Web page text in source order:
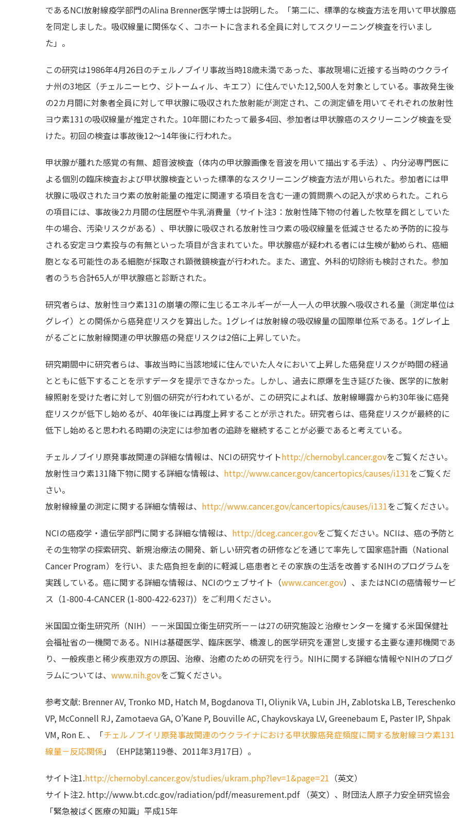
であるNCI放射線疫学部門のAlina Brenner医学博士は説明した。「第二に、標準的な検査方法を用いて甲状腺癌
を同定しました。吸収線量に関係なく、コホートに含まれる全員に対してスクリーニング検査を行いまし
た」。
この研究は1986年4月26日のチェルノブイリ事故当時18歳未満であった、事故現場に近接する当時のウクライ
ナ州の3地区（チェルニーヒウ、ジトームィル、キエフ）に住んでいた12,500人を対象としている。事故発生後
の2カ月間に対象者全員に対して甲状腺に吸収された放射能が測定され、この測定値を用いてそれぞれの放射性
ヨウ素131の吸収線量が推定された。10年間にわたって最多4回、参加者は甲状腺癌のスクリーニング検査を受
けた。初回の検査は事故後12～14年後に行われた。
甲状腺が腫れた感覚の有無、超音波検査（体内の甲状腺画像を音波を用いて描出する手法）、内分泌専門医に
よる個別の臨床検査および甲状腺検査といった標準的なスクリーニング検査方法が用いられた。参加者には甲
状腺に吸収されたヨウ素の放射能量の推定に関連する項目を含む一連の質問票への記入が求められた。これら
の項目には、事故後2カ月間の住居歴や牛乳消費量（サイト注3：放射性降下物の付着した牧草を餌としていた
牛の場合、汚染リスクがある）、甲状腺に吸収される放射性ヨウ素の吸収線量を低減させるため予防的に投与
される安定ヨウ素投与の有無といった項目が含まれていた。甲状腺癌が疑われる者には生検が勧められ、癌細
胞となる可能性のある細胞が採取され顕微鏡検査が行われた。また、適宜、外科的切除術も検討された。参加
者のうち合計65人が甲状腺癌と診断された。
研究者らは、放射性ヨウ素131の崩壊の際に生じるエネルギーが一人一人の甲状腺へ吸収される量（測定単位は
グレイ）との関係から癌発症リスクを算出した。1グレイは放射線の吸収線量の国際単位系である。1グレイ上
がるごとに放射線関連の甲状腺癌の発症リスクは2倍に上昇していた。
研究期間中に研究者らは、事故当時に当該地域に住んでいた人々において上昇した癌発症リスクが時間の経過
とともに低下することを示すデータを提示できなかった。しかし、過去に原爆を生き延びた後、医学的に放射
線照射を受けた者に対して別個の研究が行われているが、この研究によれば、放射線曝露から約30年後に癌発
症リスクが低下し始めるが、40年後には再度上昇することが示された。研究者らは、癌発症リスクが最終的に
低下し始めると思われる時期の決定には参加者の追跡を継続することが必要であると考えている。
チェルノブイリ原発事故関連の詳細な情報は、NCIの研究サイトhttp://chernobyl.cancer.govをご覧ください。
放射性ヨウ素131降下物に関する詳細な情報は、 http://www.cancer.gov/cancertopics/causes/i131をご覧くだ
さい。
放射線線量の測定に関する詳細な情報は、 http://www.cancer.gov/cancertopics/causes/i131をご覧ください。
NCIの癌疫学・遺伝学部門に関する詳細な情報は、 http://dceg.cancer.govをご覧ください。NCIは、癌の予防と
その生物学の探索研究、新規治療法の開発、新しい研究者の研修などを通じて率先して国家癌計画（National
Cancer Program）を行い、また癌負担を劇的に軽減し癌患者とその家族の生活を改善するNIHのプログラムを
実践している。癌に関する詳細な情報は、NCIのウェブサイト（www.cancer.gov）、またはNCIの癌情報サービ
ス（1-800-4-CANCER (1-800-422-6237)）をご利用ください。
米国国立衛生研究所（NIH）－－米国国立衛生研究所－－は27の研究施設と治療センターを擁する米国保健社
会福祉省の一機関である。NIHは基礎医学、臨床医学、橋渡し的医学研究を運営し支援する主要な連邦機関であ
り、一般疾患と稀少疾患双方の原因、治療、治癒のための研究を行う。NIHに関する詳細な情報やNIHのプログ
ラムについては、 www.nih.govをご覧ください。
参考文献: Brenner AV, Tronko MD, Hatch M, Bogdanova TI, Oliynik VA, Lubin JH, Zablotska LB, Tereschenko
VP, McConnell RJ, Zamotaeva GA, O’Kane P, Bouville AC, Chaykovskaya LV, Greenebaum E, Paster IP, Shpak
VM, Ron E. 、「チェルノブイリ原発事故関連のウクライナにおける甲状腺癌発症頻度に関する放射線ヨウ素131
線量－反応関係」（EHP誌第119巻、2011年3月17日）。
サイト注1.http://chernobyl.cancer.gov/studies/ukram.php?lev=1&page=21 （英文）
サイト注2. http://www.bt.cdc.gov/radiation/pdf/measurement.pdf （英文）、財団法人原子力安全研究協会
「緊急被ばく医療の知識」平成15年